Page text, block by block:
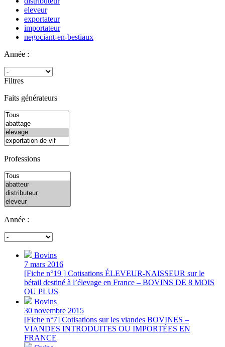
eleveur
exportateur
importateur
negociant-en-bestiaux
Année :
Filtres
Faits générateurs
Professions
Année :
Bovins
7 mars 2016
[Fiche n°19 ] Cotisations ÉLEVEUR-NAISSEUR sur le
bétail destiné à l’élevage en France – BOVINS DE 8 MOIS
OU PLUS
Bovins
30 novembre 2015
[Fiche n°7] Cotisations sur les viandes BOVINES –
VIANDES INTRODUITES OU IMPORTÉES EN
FRANCE